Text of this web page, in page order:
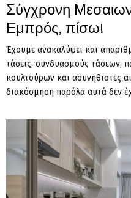
Σύγχρονη
Εμπρός, πίσω!
Έχουμε ανακαλύψει και
τάσεις, συνδυασμούς τάσεων,
κουλτούρων και ασυνήθιστες
διακόσμηση παρόλα αυτά δεν